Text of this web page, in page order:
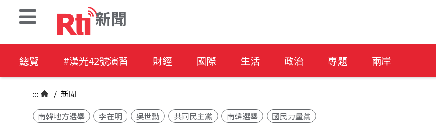
新聞
總覽 #漢光42號演習 財經 國際 生活 政治 專題 兩岸
::: / 新聞
南韓地方選舉
李在明 吳世勳 共同民主黨 南韓選舉 國民力量黨